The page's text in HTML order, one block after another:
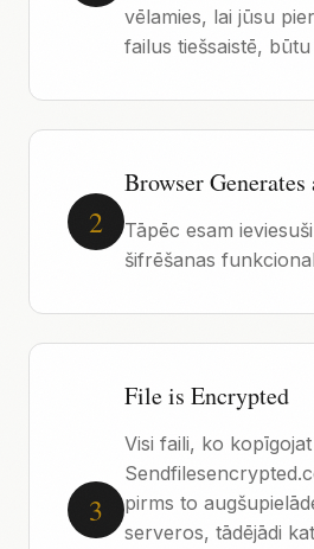
vēlamies, lai jūsu
failus tiešsaistē,
2
Browser Generates
Tāpēc esam
šifrēšanas
3
File is Encrypted
Visi faili, ko
pirms to
serveros, tādējādi